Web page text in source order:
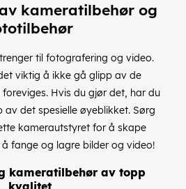
kameratilbehør og
til fotografering og video.
viktig å ikke gå glipp av de
Hvis du gjør det, har du
det spesielle øyeblikket. Sørg
kamerautstyret for å skape
fange og lagre bilder og video!
kameratilbehør av topp